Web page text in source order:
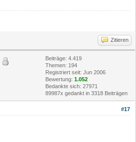
Zitieren
Beiträge: 4.419
Themen: 194
Registriert seit: Jun 2006
Bewertung: 1.052
Bedankte sich: 27971
89987x gedankt in 3318 Beiträgen
#17